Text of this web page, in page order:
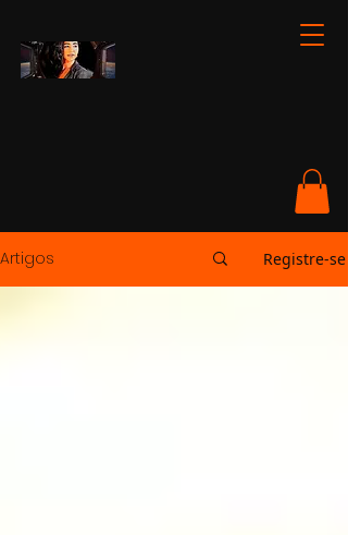
Artigos Registre-se